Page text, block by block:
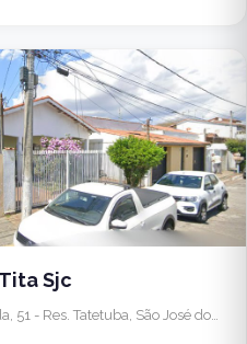
Sjc
R. Dr. Álvaro Augusto de Almeida, 51 - Res. Tatetuba, São José dos Campos - SP, 12220-090, Brasil